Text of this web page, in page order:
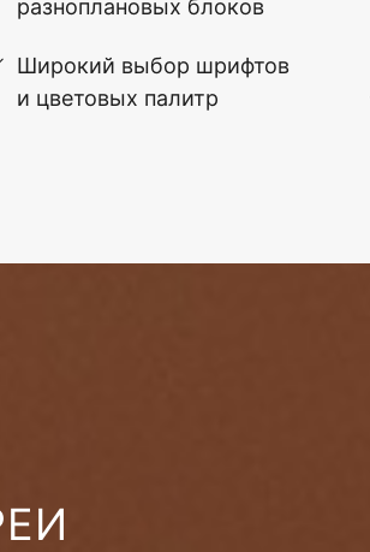
разноплановых блоков
Широкий выбор шрифтов
и цветовых палитр